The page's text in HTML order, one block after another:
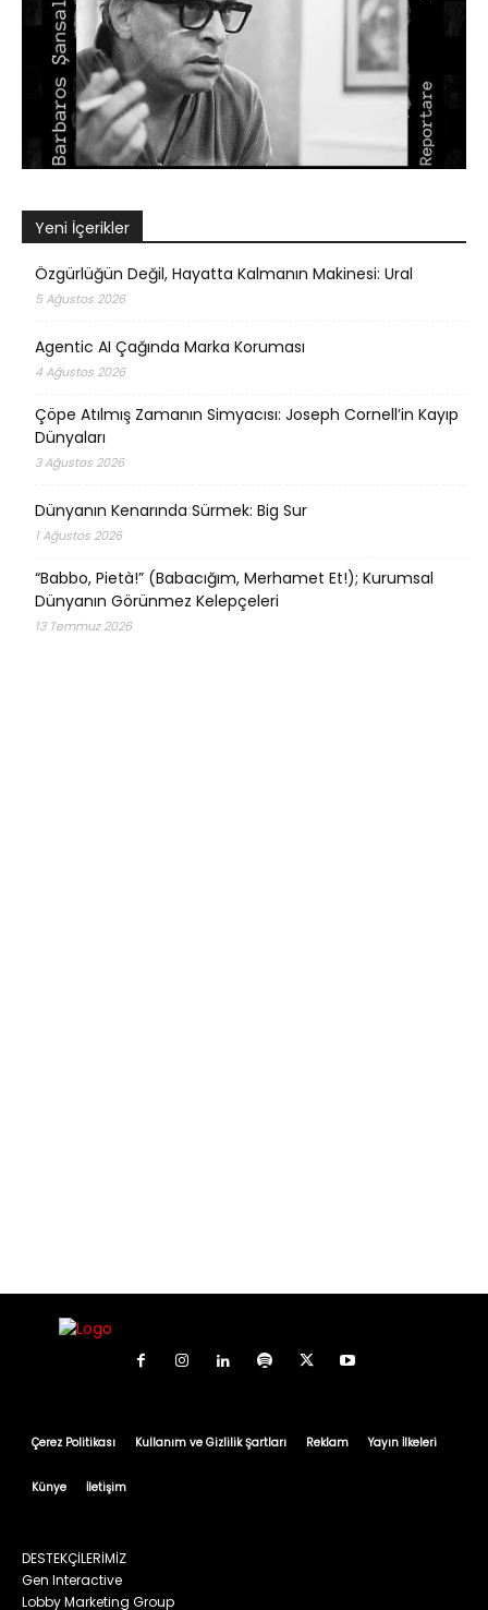
Yeni İçerikler
Özgürlüğün Değil, Hayatta Kalmanın Makinesi: Ural
5 Ağustos 2026
Agentic AI Çağında Marka Koruması
4 Ağustos 2026
Çöpe Atılmış Zamanın Simyacısı: Joseph Cornell’in Kayıp
Dünyaları
3 Ağustos 2026
Dünyanın Kenarında Sürmek: Big Sur
1 Ağustos 2026
“Babbo, Pietà!” (Babacığım, Merhamet Et!); Kurumsal
Dünyanın Görünmez Kelepçeleri
13 Temmuz 2026
Çerez Politikası Kullanım ve Gizlilik Şartları Reklam Yayın İlkeleri
Künye İletişim
DESTEKÇİLERİMİZ
Gen Interactive
Lobby Marketing Group